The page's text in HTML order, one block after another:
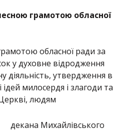
грамотою обласної
обласної ради за
у духовне відродження
діяльність, утвердження в
ідей милосердя і злагоди та
людям
декана Михайлівського